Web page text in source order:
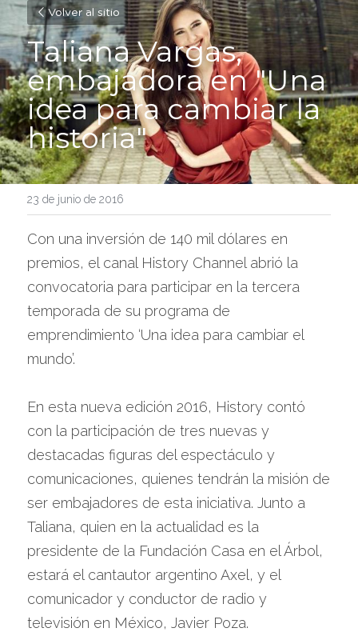
Volver al sitio
Taliana Vargas,
embajadora en "Una
idea para cambiar la
historia"
23 de junio de 2016
Con una inversión de 140 mil dólares en
premios, el canal History Channel abrió la
convocatoria para participar en la tercera
temporada de su programa de
emprendimiento ‘Una idea para cambiar el
mundo’.
En esta nueva edición 2016, History contó
con la participación de tres nuevas y
destacadas figuras del espectáculo y
comunicaciones, quienes tendrán la misión de
ser embajadores de esta iniciativa. Junto a
Taliana, quien en la actualidad es la
presidente de la Fundación Casa en el Árbol,
estará el cantautor argentino Axel, y el
comunicador y conductor de radio y
televisión en México, Javier Poza.